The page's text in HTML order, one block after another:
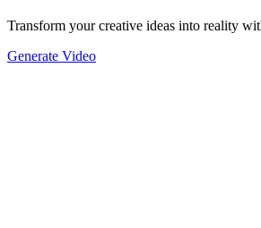
Transform your creative ideas into reality
Generate Video